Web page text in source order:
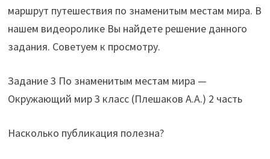
маршрут путешествия по знаменитым местам мира. В
нашем видеоролике Вы найдете решение данного
задания. Советуем к просмотру.
Задание 3 По знаменитым местам мира —
Окружающий мир 3 класс (Плешаков А.А.) 2 часть
Насколько публикация полезна?